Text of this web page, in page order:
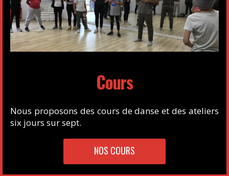
Cours
Nous proposons des cours de danse et des ateliers
six jours sur sept.
NOS COURS